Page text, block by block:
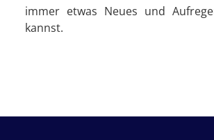
immer etwas Neues und
kannst.